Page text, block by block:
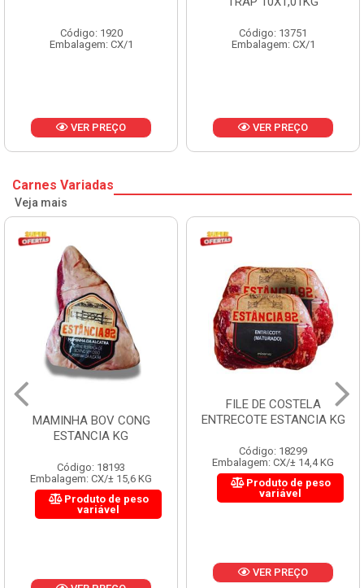
Embalagem: CX/1
VER PREÇO VER
Carnes Variadas
Veja mais
MAMINHA BOV CONG
ESTANCIA KG
Código: 18193
Embalagem: CX/± 15,6 KG
Produto de peso
variável
FILE DE COSTELA
ENTRECOTE ESTANCIA KG
Código: 18299
Embalagem: CX/± 14,4 KG
Produto de peso
variável
VER PREÇO